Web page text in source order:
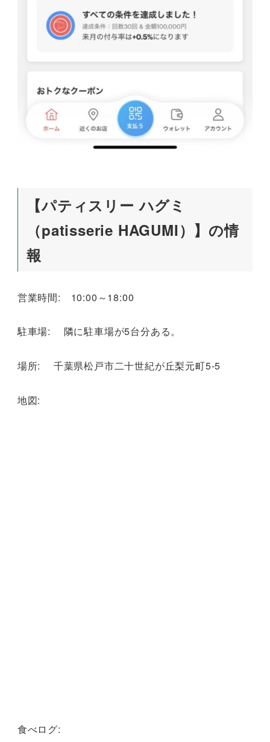
【パティスリー ハグミ
（patisserie HAGUMI）】の情
報
営業時間: 10:00～18:00
駐車場: 隣に駐車場が5台分ある。
場所: 千葉県松戸市二十世紀が丘梨元町5-5
地図:
食べログ: